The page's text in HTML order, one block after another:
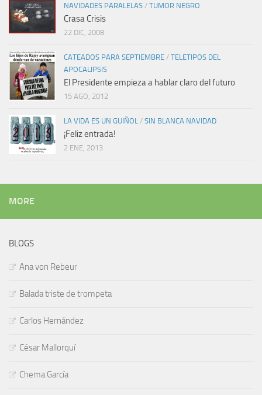
NAVIDADES PARALELAS / TUMOR NEGRO
Crasa Crisis
22 DIC, 2008
CATEADOS PARA SEPTIEMBRE / TELETIPOS DEL
APOCALIPSIS
El Presidente empieza a hablar claro del futuro
15 AGO, 2012
LA VIDA ES UN GUIÑOL / SIN BLANCA NAVIDAD
¡Feliz entrada!
2 ENE, 2013
MORE
BLOGS
Ana von Rebeur
Balada triste de trompeta
Carlos Hernández
César Mallorquí
Chema García